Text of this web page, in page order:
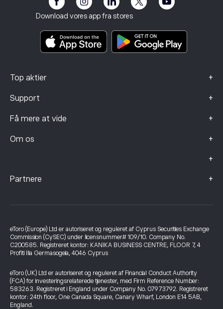
Download vores app fra stores
Top aktier +
Support +
Få mere at vide +
Om os +
Impressum
+
Vilkår og betingelser
Nøgleinformationsdokumenter
Data om klager (FCA-kunder)
Partnere +
Investeringsforsikring
eToro (Europe) Ltd er autoriseret og reguleret af Cyprus Securities Exchange
Commission (CySEC) under licensnummer# 109/10. Company No.
C200585. Registreret kontor: KANIKA BUSINESS CENTRE, FLOOR 7, 4
Profiti Ilia Germasogeia, 4046 Cyprus
eToro (UK) Ltd er autoriseret og reguleret af Financial Conduct Authority
(FCA) for investeringsrelaterede tjenester, med Firm Reference Number:
583263. Registreret i England under Company No. 07973792. Registreret
kontor: 24th floor, One Canada Square, Canary Wharf, London E14 5AB,
England.